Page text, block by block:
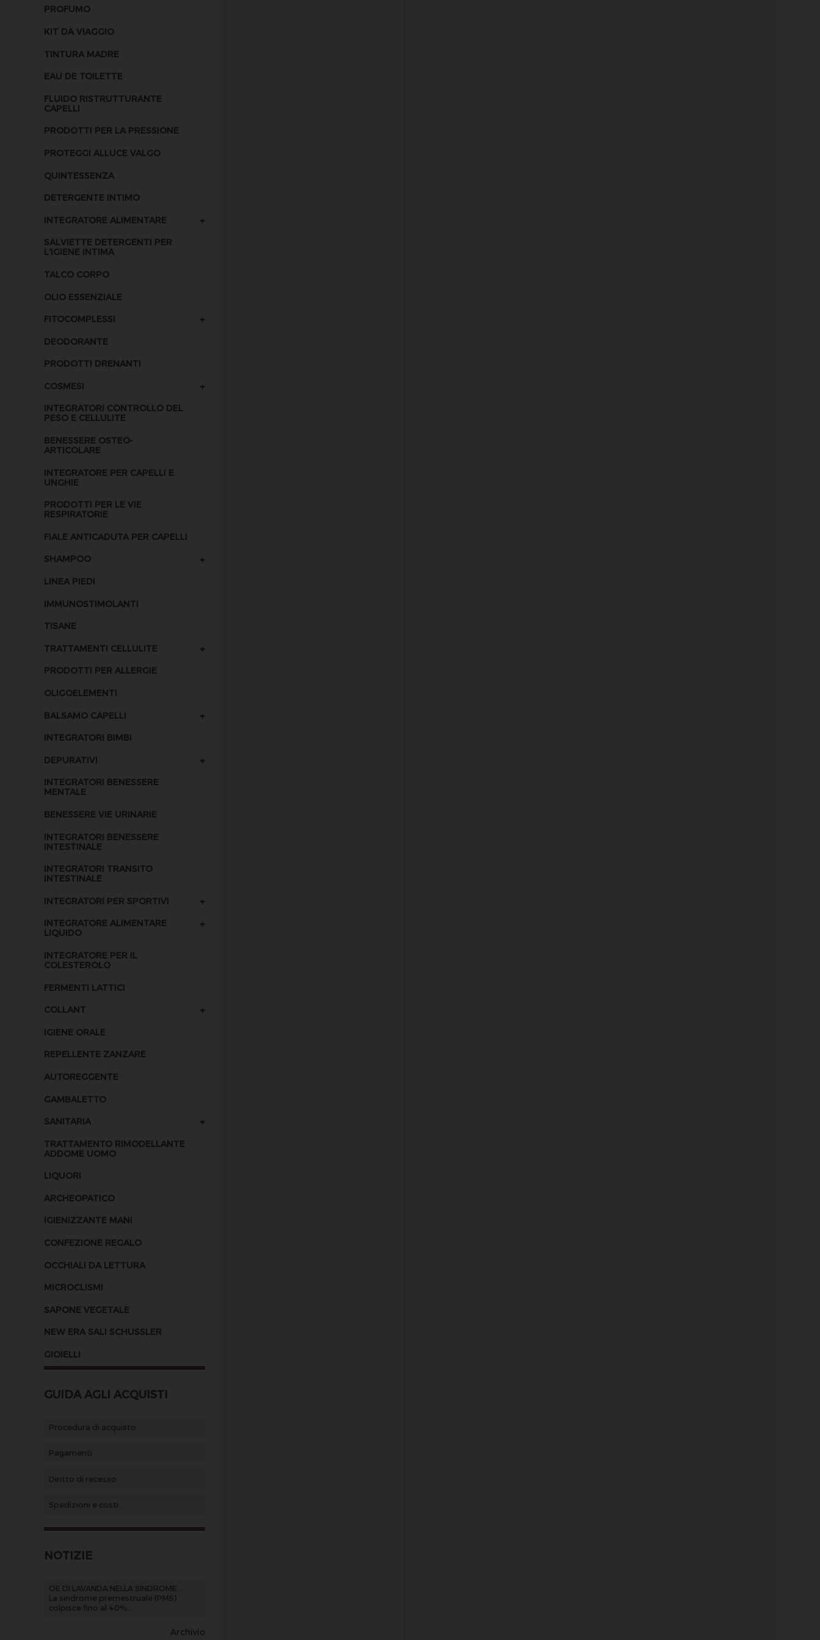
PROFUMO
KIT DA VIAGGIO
TINTURA MADRE
EAU DE TOILETTE
FLUIDO RISTRUTTURANTE
CAPELLI
PRODOTTI PER LA PRESSIONE
PROTEGGI ALLUCE VALGO
QUINTESSENZA
DETERGENTE INTIMO
INTEGRATORE ALIMENTARE +
SALVIETTE DETERGENTI PER
L'IGIENE INTIMA
TALCO CORPO
OLIO ESSENZIALE
FITOCOMPLESSI +
DEODORANTE
PRODOTTI DRENANTI
COSMESI +
INTEGRATORI CONTROLLO DEL
PESO E CELLULITE
BENESSERE OSTEO-
ARTICOLARE
INTEGRATORE PER CAPELLI E
UNGHIE
PRODOTTI PER LE VIE
RESPIRATORIE
FIALE ANTICADUTA PER CAPELLI
SHAMPOO +
LINEA PIEDI
IMMUNOSTIMOLANTI
TISANE
TRATTAMENTI CELLULITE +
PRODOTTI PER ALLERGIE
OLIGOELEMENTI
BALSAMO CAPELLI +
INTEGRATORI BIMBI
DEPURATIVI +
INTEGRATORI BENESSERE
MENTALE
BENESSERE VIE URINARIE
INTEGRATORI BENESSERE
INTESTINALE
INTEGRATORI TRANSITO
INTESTINALE
INTEGRATORI PER SPORTIVI +
INTEGRATORE ALIMENTARE
LIQUIDO
+
INTEGRATORE PER IL
COLESTEROLO
FERMENTI LATTICI
COLLANT +
IGIENE ORALE
REPELLENTE ZANZARE
AUTOREGGENTE
GAMBALETTO
SANITARIA +
TRATTAMENTO RIMODELLANTE
ADDOME UOMO
LIQUORI
ARCHEOPATICO
IGIENIZZANTE MANI
CONFEZIONE REGALO
OCCHIALI DA LETTURA
MICROCLISMI
SAPONE VEGETALE
NEW ERA SALI SCHUSSLER
GIOIELLI
GUIDA AGLI ACQUISTI
Procedura di acquisto
Pagamenti
Diritto di recesso
Spedizioni e costi
NOTIZIE
OE DI LAVANDA NELLA SINDROME...
La sindrome premestruale (PMS)
colpisce fino al 40%...
Archivio